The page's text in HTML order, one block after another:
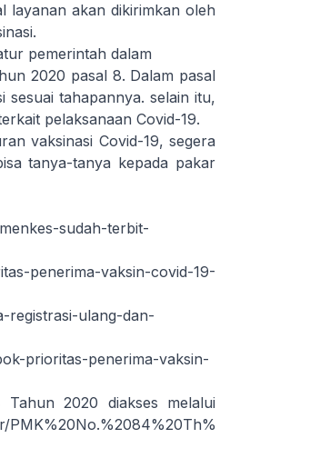
layanan akan dikirimkan oleh
pemerintah dalam
2020 pasal 8. Dalam pasal
sesuai tahapannya. selain itu,
pelaksanaan Covid-19.
vaksinasi Covid-19, segera
tanya-tanya kepada pakar
sudah-terbit-
penerima-vaksin-covid-19-
registrasi-ulang-dan-
prioritas-penerima-vaksin-
2020 diakses melalui